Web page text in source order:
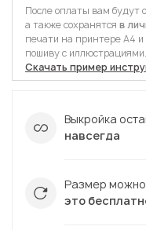
После оплаты вам будут
а также сохранятся в
печати на принтере А4
пошиву с иллюстрациями.
Скачать пример
Выкройка
навсегда
Размер можно
это